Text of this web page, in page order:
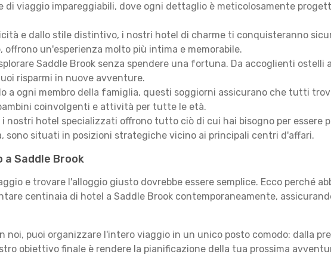
di viaggio impareggiabili, dove ogni dettaglio è meticolosamente
e dallo stile distintivo, i nostri hotel di charme ti conquisteranno
un'esperienza molto più intima e memorabile.
Saddle Brook senza spendere una fortuna. Da accoglienti
risparmi in nuove avventure.
a ogni membro della famiglia, questi soggiorni assicurano che tutti
coinvolgenti e attività per tutte le età.
i nostri hotel specializzati offrono tutto ciò di cui hai bisogno per essere
sono situati in posizioni strategiche vicino ai principali centri d'affari.
Saddle Brook
e trovare l'alloggio giusto dovrebbe essere semplice. Ecco perché
centinaia di hotel a Saddle Brook contemporaneamente,
noi, puoi organizzare l'intero viaggio in un unico posto comodo: dalla
obiettivo finale è rendere la pianificazione della tua prossima